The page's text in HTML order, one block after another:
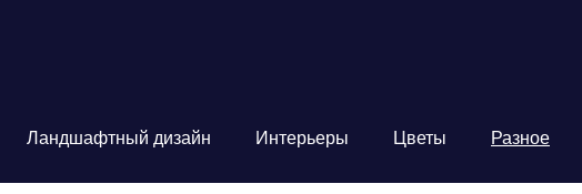
Ландшафтный дизайн Интерьеры Цветы Разное